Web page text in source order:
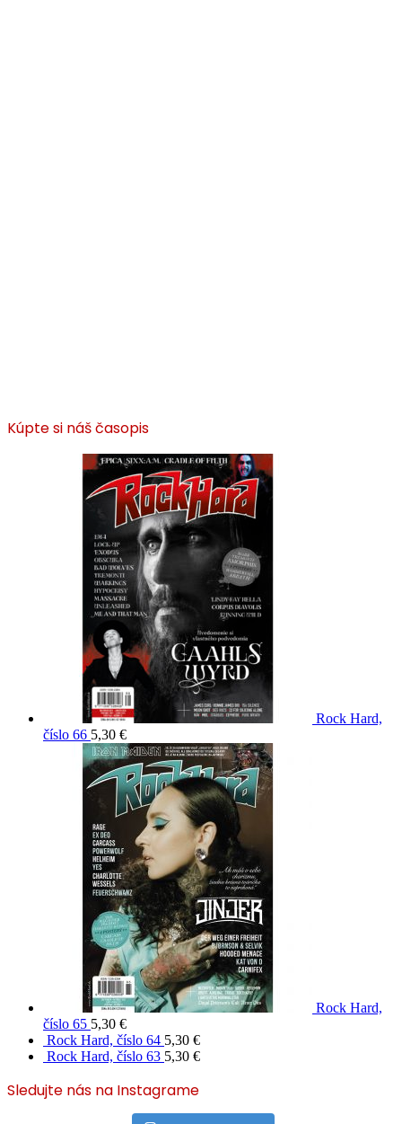
Kúpte si náš časopis
Rock Hard,
číslo 66 5,30 €
Rock Hard,
číslo 65 5,30 €
Rock Hard, číslo 64 5,30 €
Rock Hard, číslo 63 5,30 €
Sledujte nás na Instagrame